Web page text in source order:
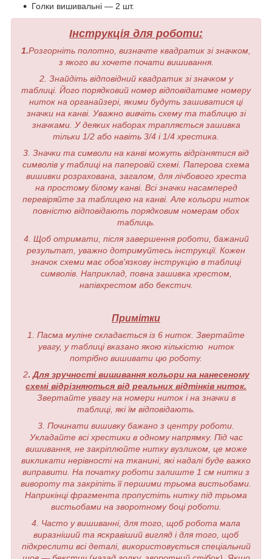
Голки вишивальні — 2 шт.
Інструкція для роботи:
1.Розгорніть полотно, визначте квадратик зі значком,
з якого ви хочете почати вишивання.
2. Знайдіть відповідний квадратик зі значком у
таблиці. Його порядковий номер відповідатиме номеру
ниток на органайзері, якими будуть зашиватися ці
значки на канві. Уважно вивчіть схему та таблицю зі
значками. У деяких наборах трапляється зашивка
тільки 1/2 або навіть 3/4 і 1/4 хрестика.
3. Значки та символи на канві можуть відрізнятися від
символів у таблиці на паперовій схемі. Паперова схема
вишивки розрахована, загалом, для лічбового хреста
на простому білому канві. Всі значки насамперед
перевіряйте за таблицею на канві. Але кольори ниток
повністю відповідають порядковим номерам обох
таблиць.
4. Щоб отримати, після завершення роботи, бажаний
результат, уважно дотримуйтесь інструкції. Кожен
значок схеми має обов'язкову інструкцію в таблиці
символів. Наприклад, повна зашивка хрестом,
напівхрестом або бекстич.
Примітки
1. Пасма муліне складається із 6 ниток. Звертайте
увагу, у таблиці вказано якою кількістю ниток
потрібно вишивати цю роботу.
2. Для зручності вишивання кольори на нанесеному
схемі відрізняються від реальних відтінків ниток.
Звертайте увагу на номери ниток і на значки в
таблиці, які їм відповідають.
3. Починати вишивку бажано з центру роботи.
Укладайте всі хрестики в одному напрямку. Під час
вишивання, не закріплюйте нитку вузликом, це може
викликати нерівності на тканині, які надалі буде важко
виправити. На початку роботи залиште 1 см нитки з
вивороту та закріпіть її першими трьома вистьобами.
Наприкінці фрагмента пропустіть нитку під трьома
вистьобами на зворотному боці роботи.
4. Часто у вишиванні, для того, щоб робота мала
виразніший та яскравіший вигляд і для того, щоб
підкреслити всі деталі, використовується спеціальний